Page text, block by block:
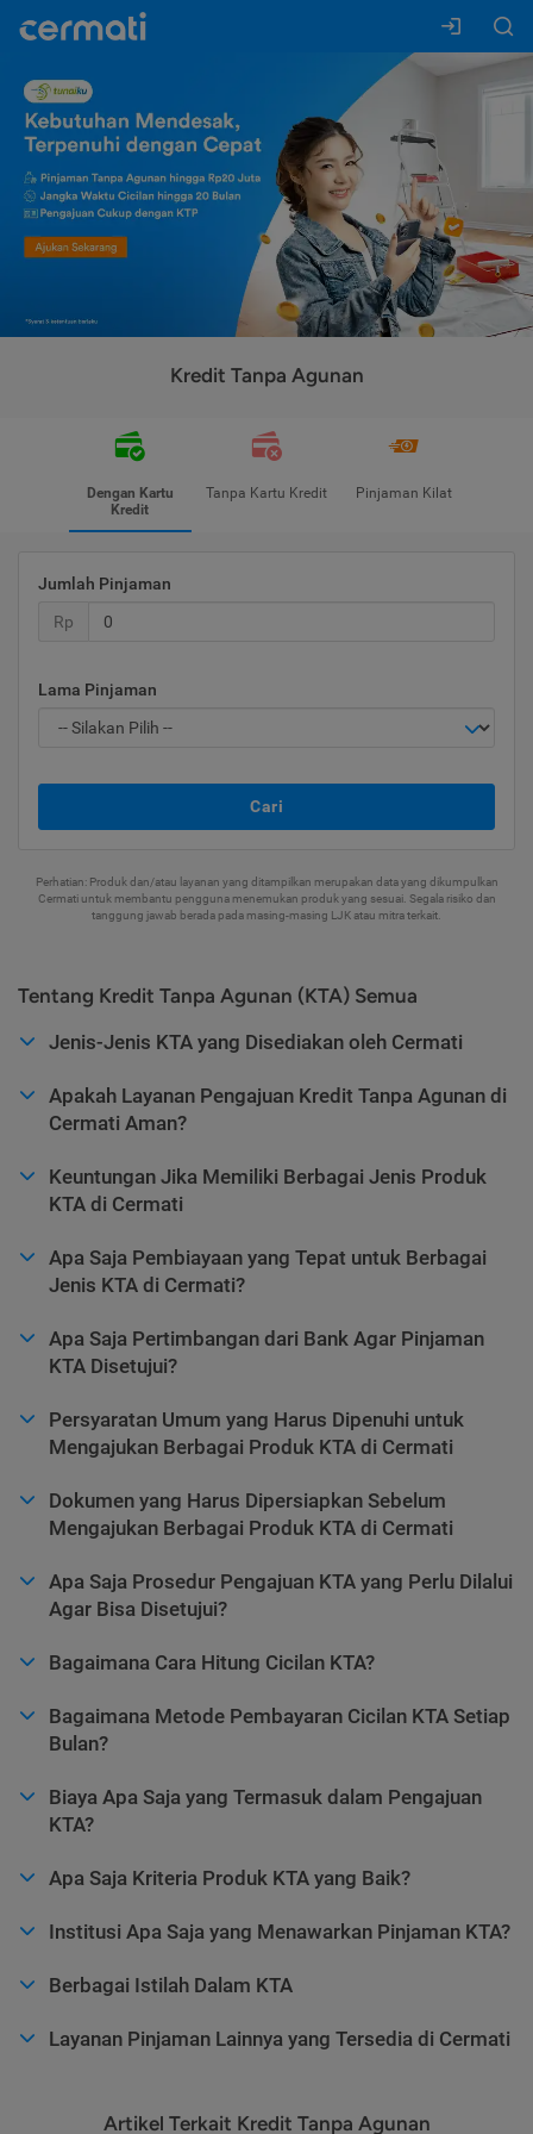
Kredit Tanpa Agunan
Dengan Kartu
Kredit
Tanpa Kartu Kredit Pinjaman Kilat
Jumlah Pinjaman
Rp
Lama Pinjaman
Cari
Perhatian: Produk dan/atau layanan yang ditampilkan merupakan data yang dikumpulkan
Cermati untuk membantu pengguna menemukan produk yang sesuai. Segala risiko dan
tanggung jawab berada pada masing-masing LJK atau mitra terkait.
Tentang Kredit Tanpa Agunan (KTA) Semua
Jenis-Jenis KTA yang Disediakan oleh Cermati
Apakah Layanan Pengajuan Kredit Tanpa Agunan di
Cermati Aman?
Keuntungan Jika Memiliki Berbagai Jenis Produk
KTA di Cermati
Apa Saja Pembiayaan yang Tepat untuk Berbagai
Jenis KTA di Cermati?
Apa Saja Pertimbangan dari Bank Agar Pinjaman
KTA Disetujui?
Persyaratan Umum yang Harus Dipenuhi untuk
Mengajukan Berbagai Produk KTA di Cermati
Dokumen yang Harus Dipersiapkan Sebelum
Mengajukan Berbagai Produk KTA di Cermati
Apa Saja Prosedur Pengajuan KTA yang Perlu Dilalui
Agar Bisa Disetujui?
Bagaimana Cara Hitung Cicilan KTA?
Bagaimana Metode Pembayaran Cicilan KTA Setiap
Bulan?
Biaya Apa Saja yang Termasuk dalam Pengajuan
KTA?
Apa Saja Kriteria Produk KTA yang Baik?
Institusi Apa Saja yang Menawarkan Pinjaman KTA?
Berbagai Istilah Dalam KTA
Layanan Pinjaman Lainnya yang Tersedia di Cermati
Artikel Terkait Kredit Tanpa Agunan